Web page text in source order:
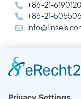
+86-21-
+86-21-
India
Plot 65, 2nd Floor,